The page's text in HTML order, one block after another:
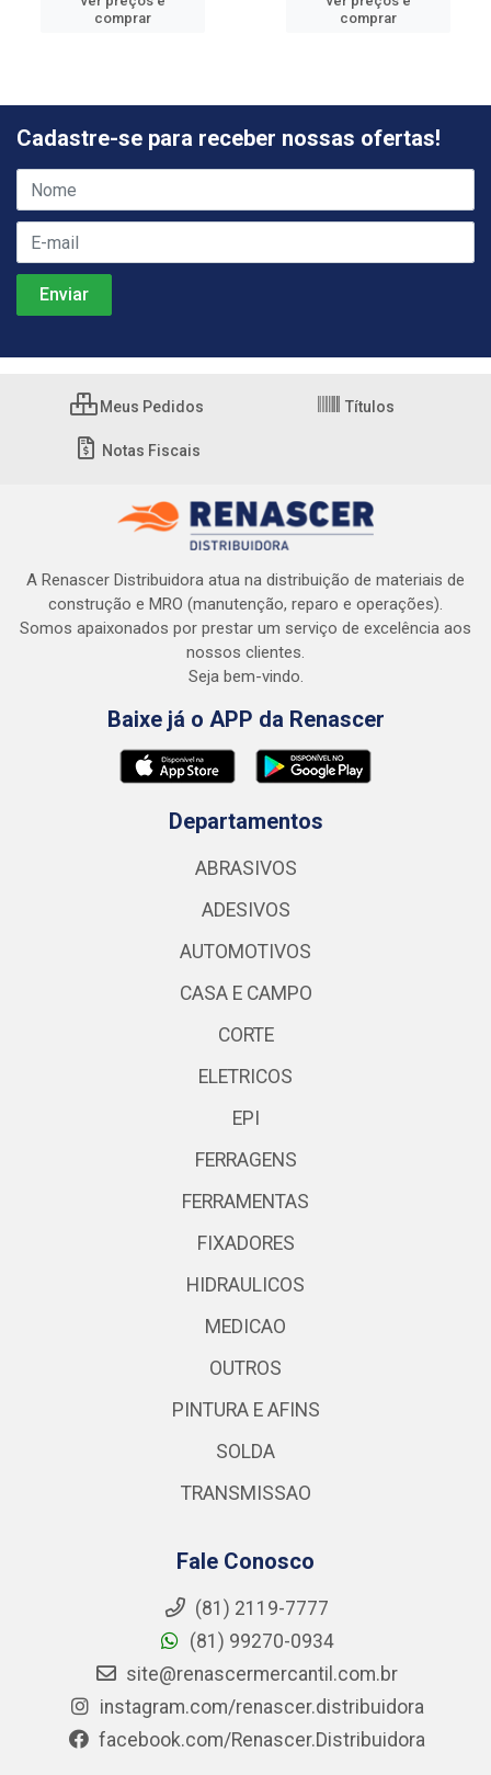
comprar
comprar
Cadastre-se para receber nossas ofertas!
Meus Pedidos Títulos
Notas Fiscais
A Renascer Distribuidora atua na distribuição de materiais de
construção e MRO (manutenção, reparo e operações).
Somos apaixonados por prestar um serviço de excelência aos
nossos clientes.
Seja bem-vindo.
Baixe já o APP da Renascer
Departamentos
ABRASIVOS
ADESIVOS
AUTOMOTIVOS
CASA E CAMPO
CORTE
ELETRICOS
EPI
FERRAGENS
FERRAMENTAS
FIXADORES
HIDRAULICOS
MEDICAO
OUTROS
PINTURA E AFINS
SOLDA
TRANSMISSAO
Fale Conosco
(81) 2119-7777
(81) 99270-0934
site@renascermercantil.com.br
instagram.com/renascer.distribuidora
facebook.com/Renascer.Distribuidora